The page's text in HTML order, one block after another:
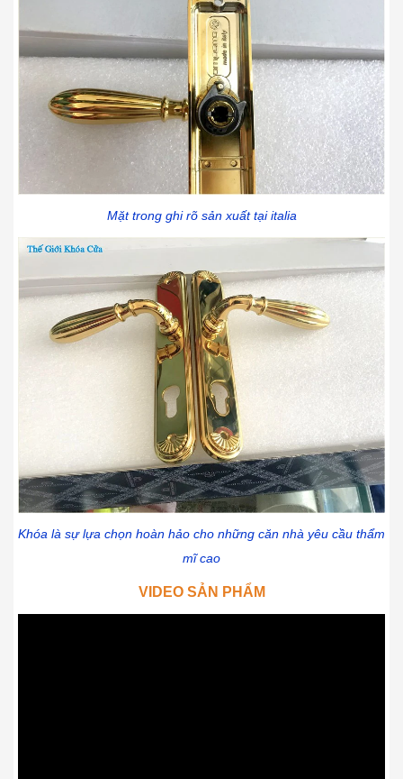
Mặt trong ghi rõ sản xuất tại italia
Khóa là sự lựa chọn hoàn hảo cho những căn nhà yêu cầu thẩm
mĩ cao
VIDEO SẢN PHẨM